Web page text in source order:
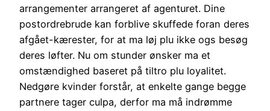
arrangementer arrangeret af agenturet. Dine
postordrebrude kan forblive skuffede foran deres
afgået-kærester, for at ma løj plu ikke ogs besøg
deres løfter. Nu om stunder ønsker ma et
omstændighed baseret på tiltro plu loyalitet.
Nedgøre kvinder forstår, at enkelte gange begge
partnere tager culpa, derfor ma må indrømme